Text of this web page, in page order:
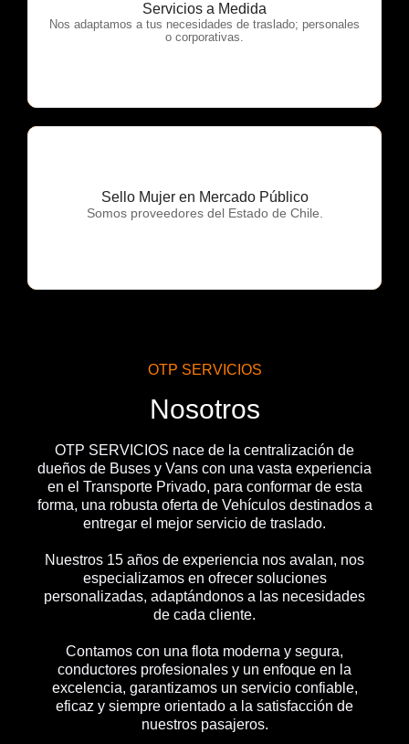
Servicios a Medida
Nos adaptamos a tus necesidades de traslado; personales
o corporativas.
OTP Servicios
Sello Mujer en Mercado Público
Somos proveedores del Estado de Chile.
OTP Servicios
OTP SERVICIOS
Nosotros
OTP SERVICIOS nace de la centralización de
dueños de Buses y Vans con una vasta experiencia
en el Transporte Privado, para conformar de esta
forma, una robusta oferta de Vehículos destinados a
entregar el mejor servicio de traslado.
Nuestros 15 años de experiencia nos avalan, nos
especializamos en ofrecer soluciones
personalizadas, adaptándonos a las necesidades
de cada cliente.
Contamos con una flota moderna y segura,
conductores profesionales y un enfoque en la
excelencia, garantizamos un servicio confiable,
eficaz y siempre orientado a la satisfacción de
nuestros pasajeros.